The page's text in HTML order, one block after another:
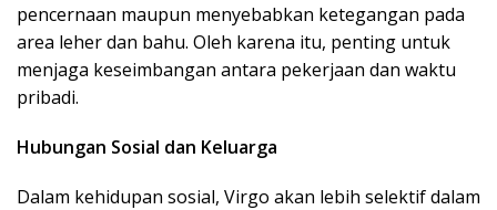
pencernaan maupun menyebabkan ketegangan pada
area leher dan bahu. Oleh karena itu, penting untuk
menjaga keseimbangan antara pekerjaan dan waktu
pribadi.
Hubungan Sosial dan Keluarga
Dalam kehidupan sosial, Virgo akan lebih selektif dalam